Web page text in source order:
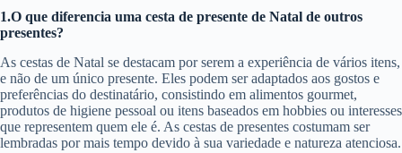
1.O que diferencia uma cesta de presente de Natal de outros
presentes?
As cestas de Natal se destacam por serem a experiência de vários itens,
e não de um único presente. Eles podem ser adaptados aos gostos e
preferências do destinatário, consistindo em alimentos gourmet,
produtos de higiene pessoal ou itens baseados em hobbies ou interesses
que representem quem ele é. As cestas de presentes costumam ser
lembradas por mais tempo devido à sua variedade e natureza atenciosa.